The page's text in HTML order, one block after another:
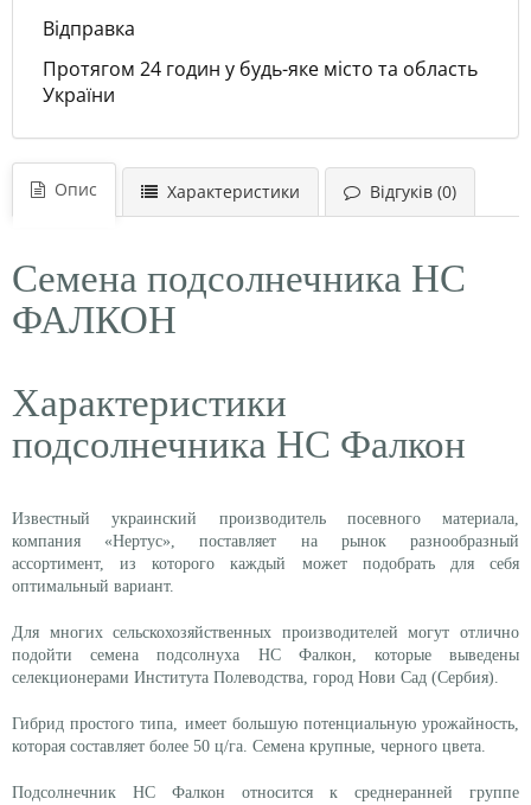
Відправка
Протягом 24 годин у будь-яке місто та область
України
Опис Характеристики Відгуків (0)
Семена подсолнечника НС
ФАЛКОН
Характеристики
подсолнечника НС Фалкон
Известный украинский производитель посевного материала,
компания «Нертус», поставляет на рынок разнообразный
ассортимент, из которого каждый может подобрать для себя
оптимальный вариант.
Для многих сельскохозяйственных производителей могут отлично
подойти семена подсолнуха НС Фалкон, которые выведены
селекционерами Института Полеводства, город Нови Сад (Сербия).
Гибрид простого типа, имеет большую потенциальную урожайность,
которая составляет более 50 ц/га. Семена крупные, черного цвета.
Подсолнечник НС Фалкон относится к среднеранней группе